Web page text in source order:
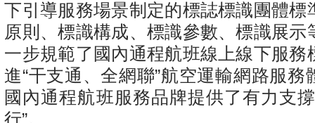
下引導服務場景制定的標誌標識團體標
原則、標識構成、標識參數、標識展示
一步規範了國內通程航班線上線下服務
進“干支通、全網聯”航空運輸網路服務
國內通程航班服務品牌提供了有力支